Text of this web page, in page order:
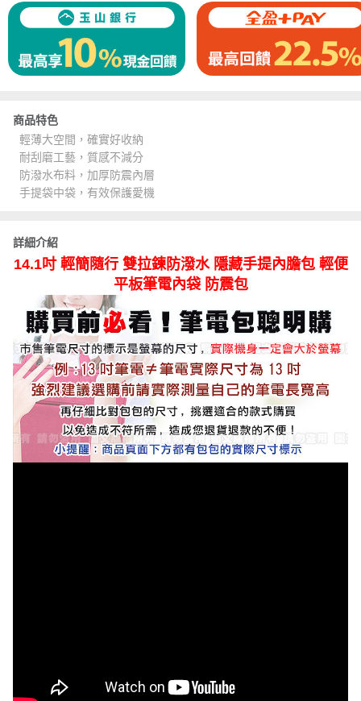
商品特色
輕薄大空間，確實好收納
耐刮磨工藝，質感不減分
防潑水布料，加厚防震內層
手提袋中袋，有效保護愛機
詳細介紹
14.1吋 輕簡隨行 雙拉鍊防潑水 隱藏手提內膽包 輕便
平板筆電內袋 防震包